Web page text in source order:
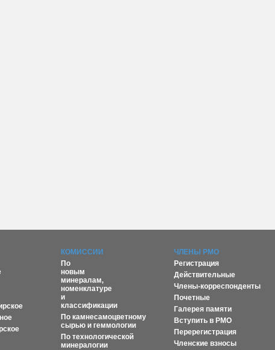
КОМИССИИ
По
новым
минералам,
номенклатуре
и
классификации
По камнесамоцветному
сырью и геммологии
По технологической
минералогии
ЧЛЕНЫ РМО
Регистрация
Действительные
Члены-корреспонденты
Почетные
Галерея памяти
Вступить в РМО
Перерегистрация
Членские взносы